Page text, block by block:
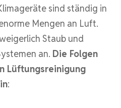
sind ständig in
Mengen an Luft.
Staub und
an. Die Folgen
Lüftungsreinigung
: